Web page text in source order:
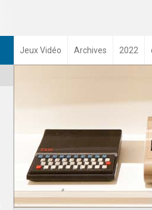
Jeux Vidéo Archives 2022